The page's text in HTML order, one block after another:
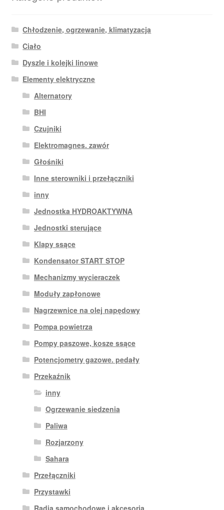
Chłodzenie, ogrzewanie, klimatyzacja
Ciało
Dyszle i kolejki linowe
Elementy elektryczne
Alternatory
BHI
Czujniki
Elektromagnes. zawór
Głośniki
Inne sterowniki i przełączniki
inny
Jednostka HYDROAKTYWNA
Jednostki sterujące
Klapy ssące
Kondensator START STOP
Mechanizmy wycieraczek
Moduły zapłonowe
Nagrzewnice na olej napędowy
Pompa powietrza
Pompy paszowe, kosze ssące
Potencjometry gazowe. pedały
Przekaźnik
inny
Ogrzewanie siedzenia
Paliwa
Rozjarzony
Sahara
Przełączniki
Przystawki